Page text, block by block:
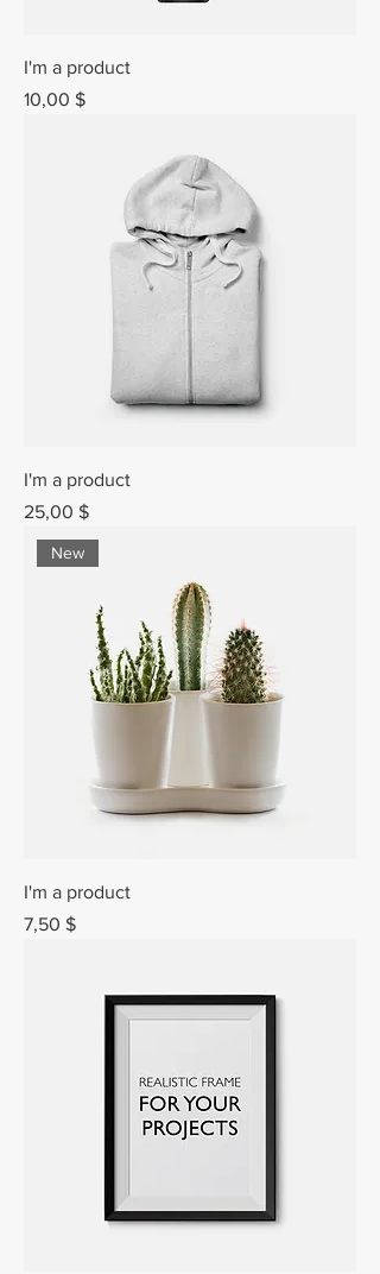
I'm a product
Prix
10,00 $
I'm a product
Prix
25,00 $
New
I'm a product
Prix
7,50 $